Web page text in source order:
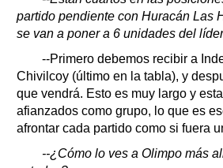
partido pendiente con Huracán Las
se van a poner a 6 unidades del
--Primero debemos recibir a
Chivilcoy (último en la tabla), y
que vendrá. Esto es muy largo y
afianzados como grupo, lo que es
afrontar cada partido como si fuera
--¿Cómo lo ves a Olimpo más